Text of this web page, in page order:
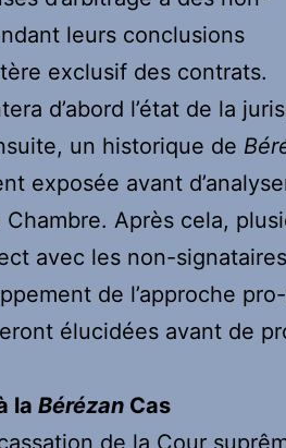
leurs conclusions
exclusif des contrats.
d’abord l’état de la
un historique de
exposée avant
Après cela,
avec les non-
de l’approche
élucidées avant de
la Bérézan Cas
de la Cour